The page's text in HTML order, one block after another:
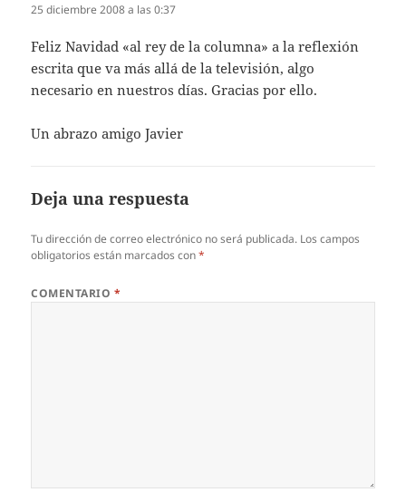
25 diciembre 2008 a las 0:37
Feliz Navidad «al rey de la columna» a la reflexión
escrita que va más allá de la televisión, algo
necesario en nuestros días. Gracias por ello.
Un abrazo amigo Javier
Deja una respuesta
Tu dirección de correo electrónico no será publicada. Los campos
obligatorios están marcados con*
COMENTARIO *